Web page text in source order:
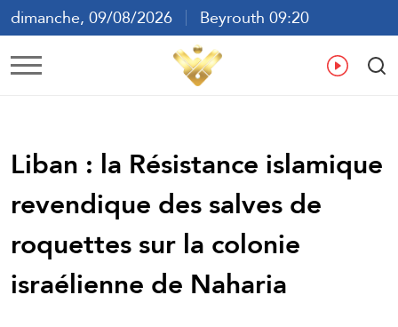
dimanche, 09/08/2026
Beyrouth 09:20
ع
Liban : la Résistance islamique
revendique des salves de
roquettes sur la colonie
israélienne de Naharia